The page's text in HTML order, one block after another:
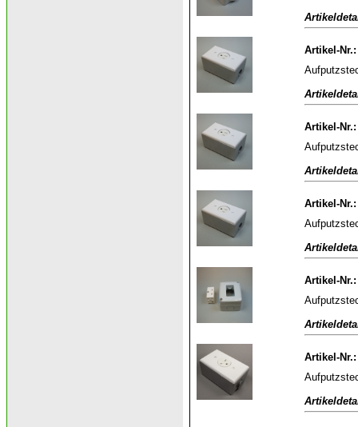
Artikel-Nr.:
Artikel-Nr.:
Artikel-Nr.:
Artikel-Nr.:
Artikel-Nr.: